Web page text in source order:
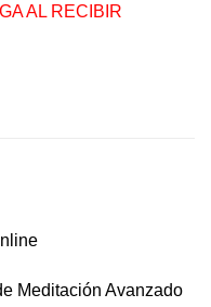
AL RECIBIR
Meditación Avanzado